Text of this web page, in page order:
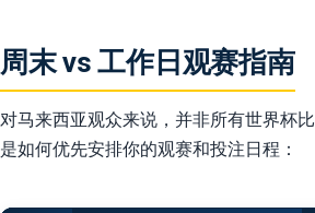
周末 vs 工作日观赛指南
对马来西亚观众来说，并非所有世界杯
是如何优先安排你的观赛和投注日程：